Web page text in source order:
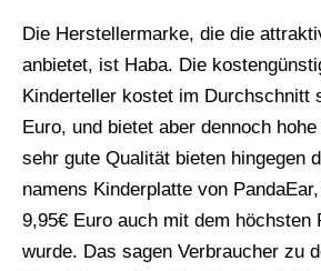
Die Herstellermarke, die die
anbietet, ist Haba. Die
Kinderteller kostet im Durchschnitt
Euro, und bietet aber dennoch
sehr gute Qualität bieten hingegen
namens Kinderplatte von
9,95€ Euro auch mit dem höchsten
wurde. Das sagen Verbraucher zu